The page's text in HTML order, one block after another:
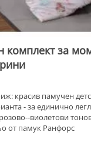
комплект за
красив памучен
- за единично
виолетови
от памук Ранфорс